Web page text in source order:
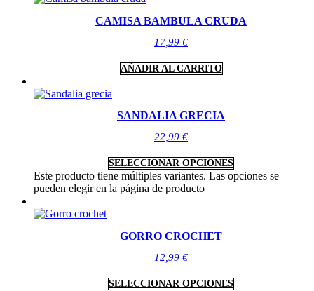
CAMISA BAMBULA CRUDA
17,99 €
AÑADIR AL CARRITO
SANDALIA GRECIA
22,99 €
SELECCIONAR OPCIONES
Este producto tiene múltiples variantes. Las opciones se
pueden elegir en la página de producto
GORRO CROCHET
12,99 €
SELECCIONAR OPCIONES